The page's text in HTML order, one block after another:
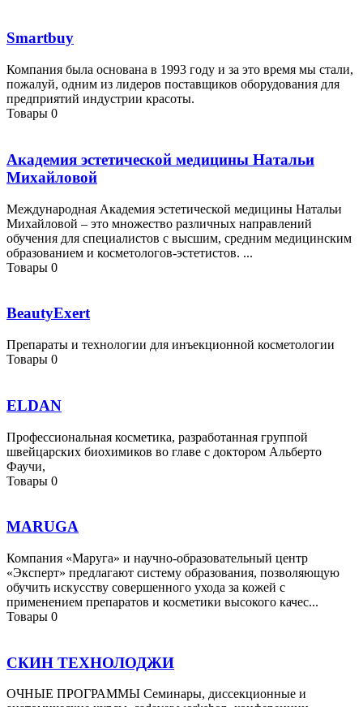
Smartbuy
Компания была основана в 1993 году и за это время мы стали,
пожалуй, одним из лидеров поставщиков оборудования для
предприятий индустрии красоты.
Товары 0
Академия эстетической медицины Натальи
Михайловой
Международная Академия эстетической медицины Натальи
Михайловой – это множество различных направлений
обучения для специалистов с высшим, средним медицинским
образованием и косметологов-эстетистов. ...
Товары 0
BeautyExert
Препараты и технологии для инъекционной косметологии
Товары 0
ELDAN
Профессиональная косметика, разработанная группой
швейцарских биохимиков во главе с доктором Альберто
Фаучи,
Товары 0
MARUGA
Компания «Маруга» и научно-образовательный центр
«Эксперт» предлагают систему образования, позволяющую
обучить искусству совершенного ухода за кожей с
применением препаратов и косметики высокого качес...
Товары 0
СКИН ТЕХНОЛОДЖИ
ОЧНЫЕ ПРОГРАММЫ Семинары, диссекционные и